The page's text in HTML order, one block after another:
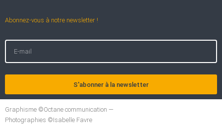
Abonnez-vous à notre newsletter !
S'abonner à la newsletter
Graphisme ©Octane communication —
Photographies ©Isabelle Favre